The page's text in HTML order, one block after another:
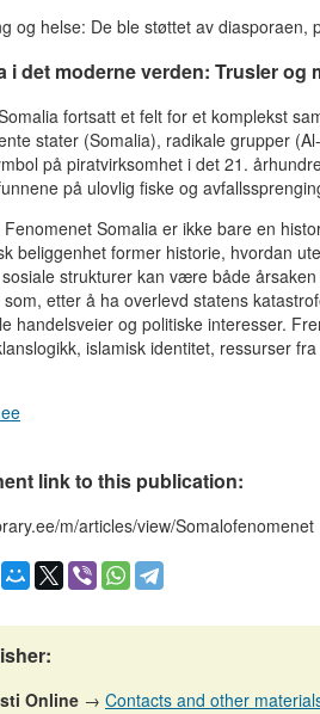
og helse: De ble støttet av diasporaen,
i det moderne verden: Trusler og
fortsatt et felt for et komplekst
stater (Somalia), radikale grupper
på piratvirksomhet i det 21.
på ulovlig fiske og
Fenomenet Somalia er ikke bare en
beliggenhet former historie, hvordan
strukturer kan være både
etter å ha overlevd statens
handelsveier og politiske interesser.
islamisk identitet, ressurser
link to this publication:
m/articles/view/Somalofenomenet
Online → Contacts and other